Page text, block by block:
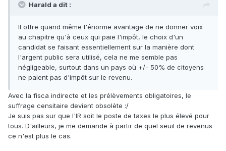
Harald a dit :
Il offre quand même l'énorme avantage de ne donner voix
au chapitre qu'à ceux qui paie l'impôt, le choix d'un
candidat se faisant essentiellement sur la manière dont
l'argent public sera utilisé, cela ne me semble pas
négligeable, surtout dans un pays où +/- 50% de citoyens
ne paient pas d'impôt sur le revenu.
Avec la fisca indirecte et les prélèvements obligatoires, le
suffrage censitaire devient obsolète :/
Je suis pas sur que l'IR soit le poste de taxes le plus élevé pour
tous. D'ailleurs, je me demande à partir de quel seuil de revenus
ce n'est plus le cas.